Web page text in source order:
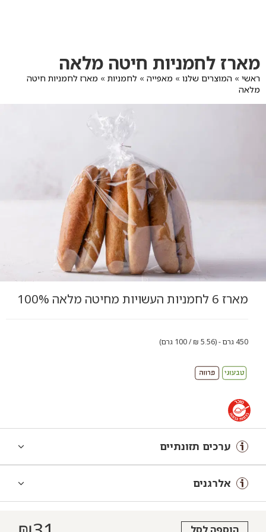
לתפריט
הקטגוריות
לפרטי
המוצר
מארז לחמניות חיטה מלאה
ראשי » המוצרים שלנו » מאפייה » לחמניות » מארז לחמניות חיטה
מלאה
מארז 6 לחמניות העשויות מחיטה מלאה 100%
450 גרם - (5.56 ₪ / 100 גרם)
ערכים תזונתיים
אלרגנים